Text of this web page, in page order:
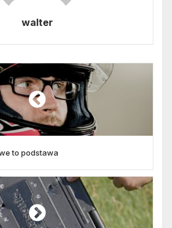
walter
to podstawa